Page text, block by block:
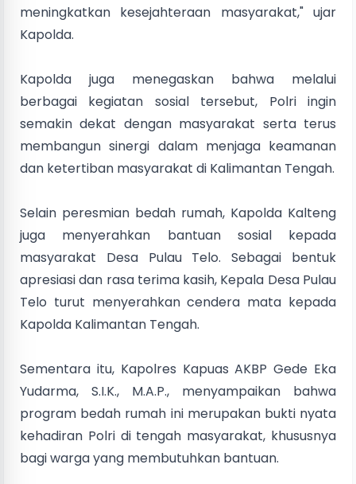
meningkatkan kesejahteraan masyarakat," ujar
Kapolda.
Kapolda juga menegaskan bahwa melalui
berbagai kegiatan sosial tersebut, Polri ingin
semakin dekat dengan masyarakat serta terus
membangun sinergi dalam menjaga keamanan
dan ketertiban masyarakat di Kalimantan Tengah.
Selain peresmian bedah rumah, Kapolda Kalteng
juga menyerahkan bantuan sosial kepada
masyarakat Desa Pulau Telo. Sebagai bentuk
apresiasi dan rasa terima kasih, Kepala Desa Pulau
Telo turut menyerahkan cendera mata kepada
Kapolda Kalimantan Tengah.
Sementara itu, Kapolres Kapuas AKBP Gede Eka
Yudarma, S.I.K., M.A.P., menyampaikan bahwa
program bedah rumah ini merupakan bukti nyata
kehadiran Polri di tengah masyarakat, khususnya
bagi warga yang membutuhkan bantuan.